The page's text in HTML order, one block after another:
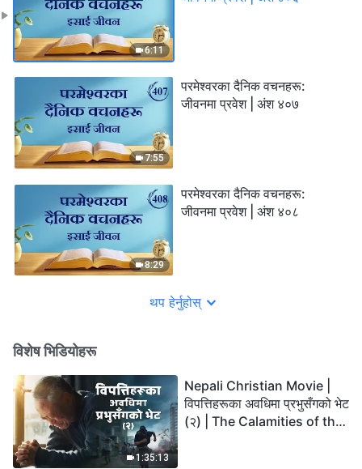
6:11
7:55
परमेश्‍वरका दैनिक वचनहरू:
जीवनमा प्रवेश | अंश ४०७
8:29
परमेश्‍वरका दैनिक वचनहरू:
जीवनमा प्रवेश | अंश ४०८
थप हेर्नुहोस्
विशेष भिडियोहरू
1:35:13
Nepali Christian Movie |
विपत्तिहरूका अवधिमा प्रभुसँगको भेट
(२) | The Calamities of the